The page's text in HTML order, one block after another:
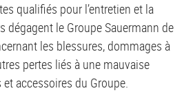
qualifiés pour l’entretien et la
dégagent le Groupe Sauermann de
les blessures, dommages à
pertes liés à une mauvaise
accessoires du Groupe.